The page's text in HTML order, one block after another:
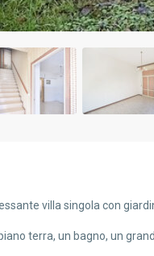
villa singola con
terra, un bagno, un